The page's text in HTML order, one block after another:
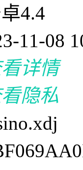
4.4
11-08
详情
隐私